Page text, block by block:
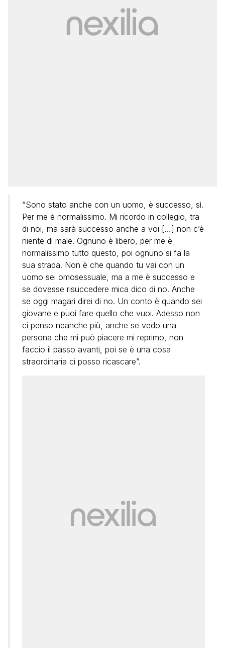
“Sono stato anche con un uomo, è successo, sì.
Per me è normalissimo. Mi ricordo in collegio, tra
di noi, ma sarà successo anche a voi […] non c’è
niente di male. Ognuno è libero, per me è
normalissimo tutto questo, poi ognuno si fa la
sua strada. Non è che quando tu vai con un
uomo sei omosessuale, ma a me è successo e
se dovesse risuccedere mica dico di no. Anche
se oggi magari direi di no. Un conto è quando sei
giovane e puoi fare quello che vuoi. Adesso non
ci penso neanche più, anche se vedo una
persona che mi può piacere mi reprimo, non
faccio il passo avanti, poi se è una cosa
straordinaria ci posso ricascare”.